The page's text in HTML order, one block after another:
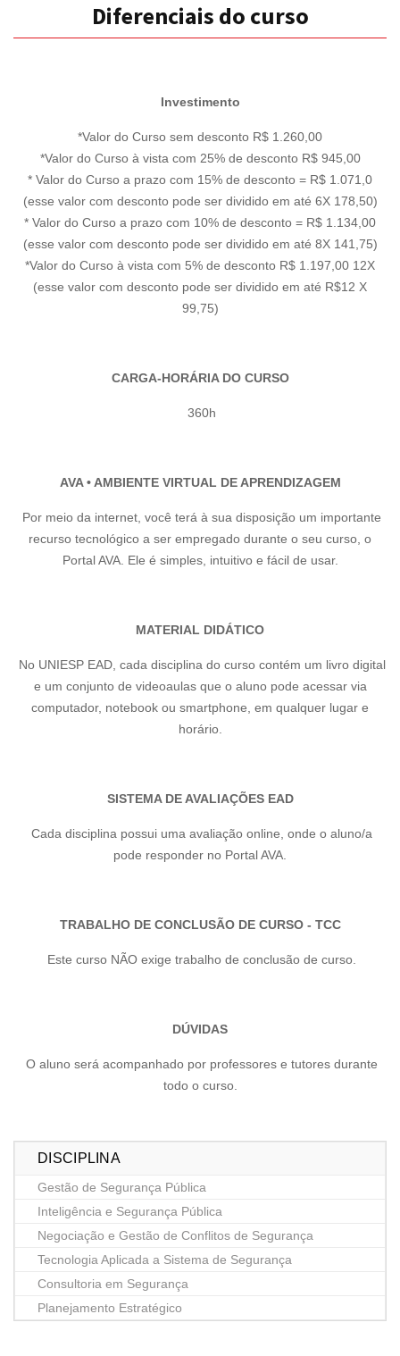
Diferenciais do curso
Investimento
*Valor do Curso sem desconto R$ 1.260,00
*Valor do Curso à vista com 25% de desconto R$ 945,00
* Valor do Curso a prazo com 15% de desconto = R$ 1.071,0
(esse valor com desconto pode ser dividido em até 6X 178,50)
* Valor do Curso a prazo com 10% de desconto = R$ 1.134,00
(esse valor com desconto pode ser dividido em até 8X 141,75)
*Valor do Curso à vista com 5% de desconto R$ 1.197,00 12X
(esse valor com desconto pode ser dividido em até R$12 X
99,75)
CARGA-HORÁRIA DO CURSO
360h
AVA • AMBIENTE VIRTUAL DE APRENDIZAGEM
Por meio da internet, você terá à sua disposição um importante
recurso tecnológico a ser empregado durante o seu curso, o
Portal AVA. Ele é simples, intuitivo e fácil de usar.
MATERIAL DIDÁTICO
No UNIESP EAD, cada disciplina do curso contém um livro digital
e um conjunto de videoaulas que o aluno pode acessar via
computador, notebook ou smartphone, em qualquer lugar e
horário.
SISTEMA DE AVALIAÇÕES EAD
Cada disciplina possui uma avaliação online, onde o aluno/a
pode responder no Portal AVA.
TRABALHO DE CONCLUSÃO DE CURSO - TCC
Este curso NÃO exige trabalho de conclusão de curso.
DÚVIDAS
O aluno será acompanhado por professores e tutores durante
todo o curso.
DISCIPLINA
Gestão de Segurança Pública
Inteligência e Segurança Pública
Negociação e Gestão de Conflitos de Segurança
Tecnologia Aplicada a Sistema de Segurança
Consultoria em Segurança
Planejamento Estratégico